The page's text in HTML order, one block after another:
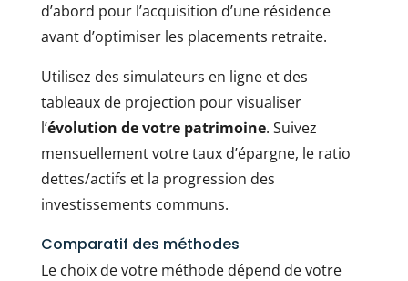
d’abord pour l’acquisition d’une résidence
avant d’optimiser les placements retraite.
Utilisez des simulateurs en ligne et des
tableaux de projection pour visualiser
l’évolution de votre patrimoine. Suivez
mensuellement votre taux d’épargne, le ratio
dettes/actifs et la progression des
investissements communs.
Comparatif des méthodes
Le choix de votre méthode dépend de votre